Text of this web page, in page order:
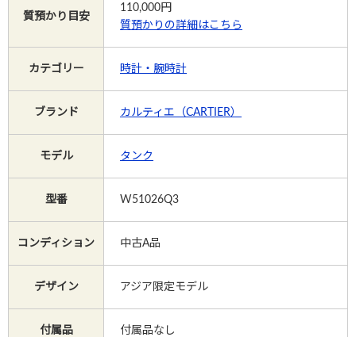
電話で相談する
質預かり目安
110,000円
質預かりの詳細はこちら
カテゴリー 時計・腕時計
ブランド カルティエ（CARTIER）
モデル タンク
型番 W51026Q3
コンディション 中古A品
デザイン アジア限定モデル
付属品 付属品なし